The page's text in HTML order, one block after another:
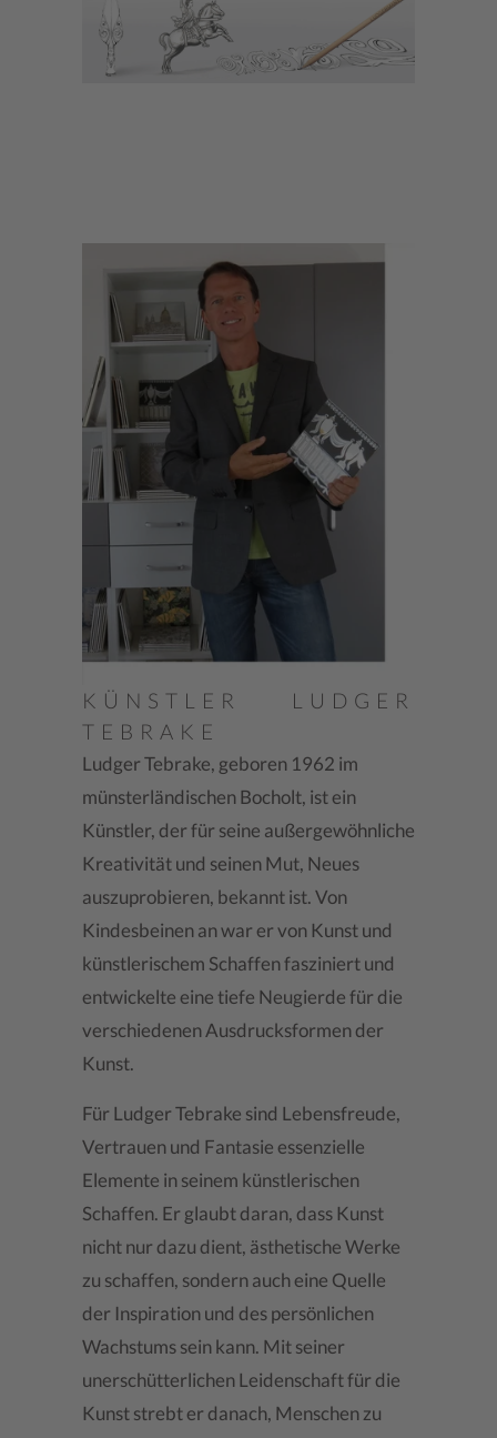
KÜNSTLER LUDGER
TEBRAKE
Ludger Tebrake, geboren 1962 im
münsterländischen Bocholt, ist ein
Künstler, der für seine außergewöhnliche
Kreativität und seinen Mut, Neues
auszuprobieren, bekannt ist. Von
Kindesbeinen an war er von Kunst und
künstlerischem Schaffen fasziniert und
entwickelte eine tiefe Neugierde für die
verschiedenen Ausdrucksformen der
Kunst.
Für Ludger Tebrake sind Lebensfreude,
Vertrauen und Fantasie essenzielle
Elemente in seinem künstlerischen
Schaffen. Er glaubt daran, dass Kunst
nicht nur dazu dient, ästhetische Werke
zu schaffen, sondern auch eine Quelle
der Inspiration und des persönlichen
Wachstums sein kann. Mit seiner
unerschütterlichen Leidenschaft für die
Kunst strebt er danach, Menschen zu